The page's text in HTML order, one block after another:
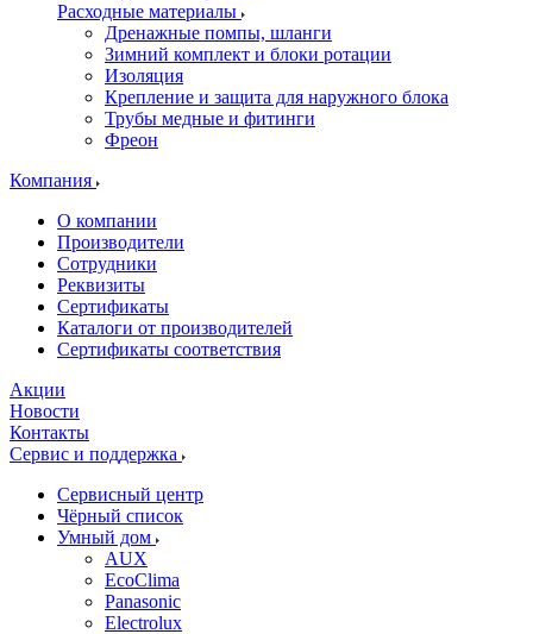
Расходные материалы
Дренажные помпы, шланги
Зимний комплект и блоки ротации
Изоляция
Крепление и защита для наружного блока
Трубы медные и фитинги
Фреон
Компания
О компании
Производители
Сотрудники
Реквизиты
Сертификаты
Каталоги от производителей
Сертификаты соответствия
Акции
Новости
Контакты
Сервис и поддержка
Сервисный центр
Чёрный список
Умный дом
AUX
EcoClima
Panasonic
Electrolux